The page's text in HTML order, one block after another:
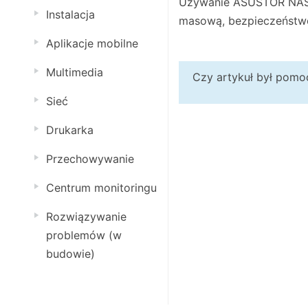
Instalacja
Aplikacje mobilne
Multimedia
Sieć
Drukarka
Przechowywanie
Centrum monitoringu
Rozwiązywanie
problemów (w
budowie)
masową,
Czy artykuł był